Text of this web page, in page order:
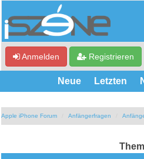
Anmelden Registrieren
Neue Letzten
Apple iPhone Forum Anfängerfragen